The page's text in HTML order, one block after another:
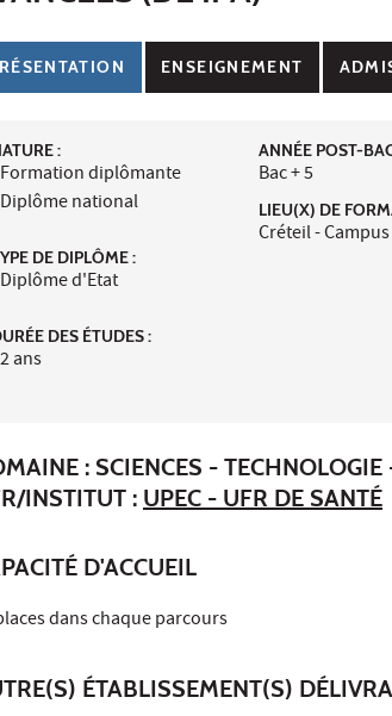
ENSEIGNEMENT
:
Formation diplômante
Diplôme national
DE DIPLÔME :
Diplôme d'Etat
DES ÉTUDES :
2 ans
ANNÉE POST-
Bac + 5
LIEU(X) DE
Créteil -
: SCIENCES - TECHNOLOGIE
INSTITUT : UPEC - UFR DE SANTÉ
D'ACCUEIL
dans chaque parcours
ÉTABLISSEMENT(S)